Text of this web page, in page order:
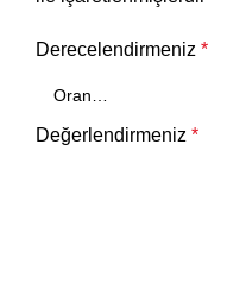
Derecelendirmeniz *
Değerlendirmeniz *